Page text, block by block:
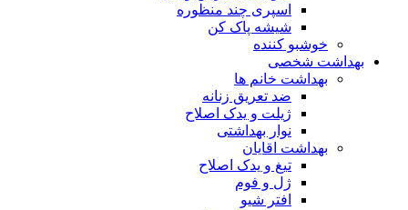
اسپری چند منظوره
شیشه پاک کن
خوشبو کننده
بهداشت شخصی
بهداشت خانم ها
ضد تعریق زنانه
ژیلت و یدک اصلاح
نوار بهداشتی
بهداشت اقایان
تیغ و یدک اصلاح
ژل و فوم
افتر شیو